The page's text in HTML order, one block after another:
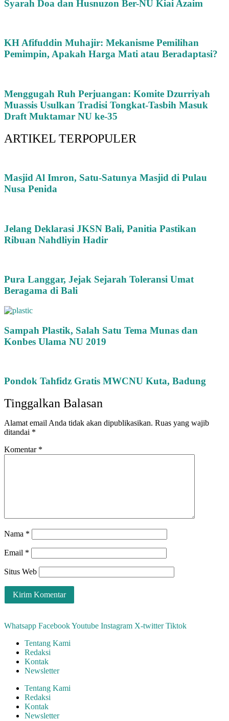
Syarah Doa dan Husnuzon Ber-NU Kiai Azaim
KH Afifuddin Muhajir: Mekanisme Pemilihan
Pemimpin, Apakah Harga Mati atau Beradaptasi?
Menggugah Ruh Perjuangan: Komite Dzurriyah
Muassis Usulkan Tradisi Tongkat-Tasbih Masuk
Draft Muktamar NU ke-35
ARTIKEL TERPOPULER
Masjid Al Imron, Satu-Satunya Masjid di Pulau
Nusa Penida
Jelang Deklarasi JKSN Bali, Panitia Pastikan
Ribuan Nahdliyin Hadir
Pura Langgar, Jejak Sejarah Toleransi Umat
Beragama di Bali
Sampah Plastik, Salah Satu Tema Munas dan
Konbes Ulama NU 2019
Pondok Tahfidz Gratis MWCNU Kuta, Badung
Tinggalkan Balasan
Alamat email Anda tidak akan dipublikasikan. Ruas yang wajib
ditandai *
Komentar *
Nama *
Email *
Situs Web
Whatsapp FacebookYoutube Instagram X-twitter Tiktok
Tentang Kami
Redaksi
Kontak
Newsletter
Tentang Kami
Redaksi
Kontak
Newsletter